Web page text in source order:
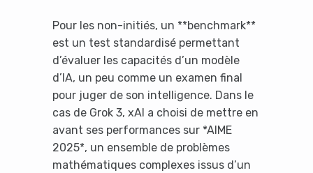
Pour les non-initiés, un **benchmark**
est un test standardisé permettant
d’évaluer les capacités d’un modèle
d’IA, un peu comme un examen final
pour juger de son intelligence. Dans le
cas de Grok 3, xAI a choisi de mettre en
avant ses performances sur *AIME
2025*, un ensemble de problèmes
mathématiques complexes issus d’un